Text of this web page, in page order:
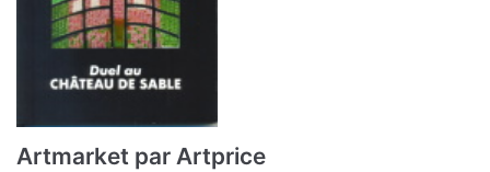
Artmarket par Artprice